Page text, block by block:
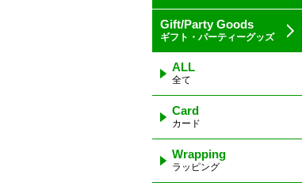
Gift/Party Goods
ギフト・パーティーグッズ
ALL
全て
Card
カード
Wrapping
ラッピング